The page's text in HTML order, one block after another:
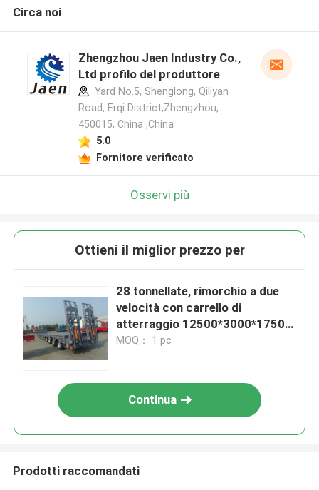
Circa noi
Zhengzhou Jaen Industry Co.,
Ltd profilo del produttore
Yard No.5, Shenglong, Qiliyan
Road, Erqi District,Zhengzhou,
450015, China ,China
5.0
Fornitore verificato
Osservi più
Ottieni il miglior prezzo per
28 tonnellate, rimorchio a due
velocità con carrello di
atterraggio 12500*3000*1750
mm
MOQ： 1 pc
Continua
Prodotti raccomandati